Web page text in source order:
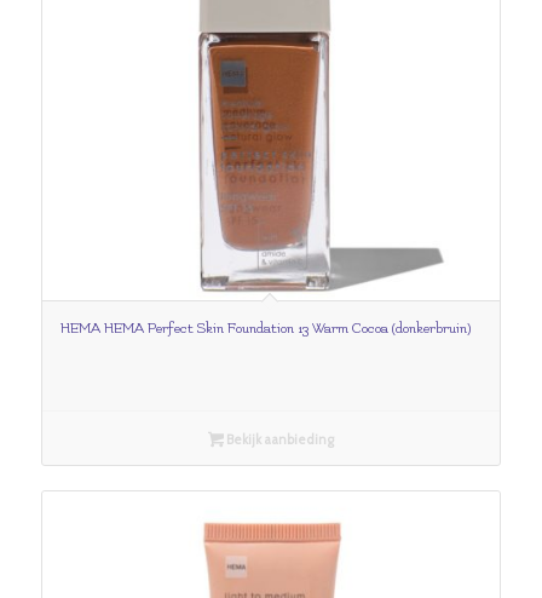
HEMA HEMA Perfect Skin Foundation 13 Warm Cocoa (donkerbruin)
Bekijk aanbieding